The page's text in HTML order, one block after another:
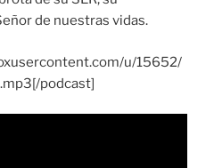
de nuestras vidas.
u/15652/
podcast]